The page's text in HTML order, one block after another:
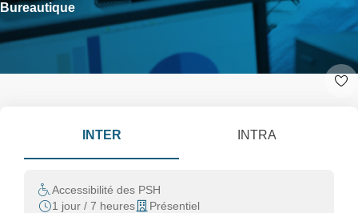
Bureautique
INTER INTRA
Accessibilité des PSH
1 jour / 7 heures
Présentiel